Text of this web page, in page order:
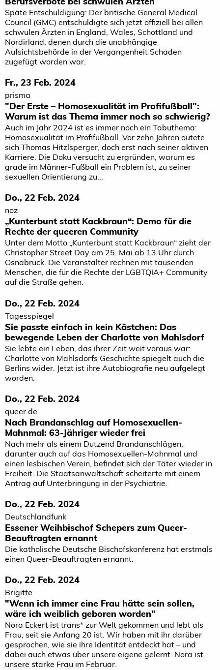
Späte Entschuldigung: Der britische General Medical
Council (GMC) entschuldigte sich jetzt offiziell bei allen
schwulen Ärzten in England, Wales, Schottland und
Nordirland, denen durch die unabhängige
Aufsichtsbehörde in der Vergangenheit Schaden
zugefügt worden war.
Fr., 23 Feb. 2024
prisma
"Der Erste – Homosexualität im Profifußball":
Warum ist das Thema immer noch so schwierig?
Auch im Jahr 2024 ist es immer noch ein Tabuthema:
Homosexualität im Profifußball. Vor zehn Jahren outete
sich Thomas Hitzlsperger, doch erst nach seiner aktiven
Karriere. Die Doku versucht zu ergründen, warum es
grade im Männer-Fußball ein Problem ist, zu seiner
sexuellen Orientierung zu...
Do., 22 Feb. 2024
noz
„Kunterbunt statt Kackbraun“: Demo für die
Rechte der queeren Community
Unter dem Motto „Kunterbunt statt Kackbraun“ zieht der
Christopher Street Day am 25. Mai ab 13 Uhr durch
Osnabrück. Die Veranstalter rechnen mit tausenden
Menschen, die für die Rechte der LGBTQIA+ Community
auf die Straße gehen.
Do., 22 Feb. 2024
Tagesspiegel
Sie passte einfach in kein Kästchen: Das
bewegende Leben der Charlotte von Mahlsdorf
Sie lebte ein Leben, das ihrer Zeit weit voraus war:
Charlotte von Mahlsdorfs Geschichte spiegelt auch die
Berlins wider. Jetzt ist ihre Autobiografie neu aufgelegt
worden.
Do., 22 Feb. 2024
queer.de
Nach Brandanschlag auf Homo­sexuellen-
Mahnmal: 63-Jähriger wieder frei
Nach mehr als einem Dutzend Brandanschlägen,
darunter auch auf das Homosexuellen-Mahnmal und
einen lesbischen Verein, befindet sich der Täter wieder in
Freiheit. Die Staatsanwaltschaft scheiterte mit einem
Antrag auf Unterbringung in der Psychiatrie.
Do., 22 Feb. 2024
Deutschlandfunk
Essener Weihbischof Schepers zum Queer-
Beauftragten ernannt
Die katholische Deutsche Bischofskonferenz hat erstmals
einen Queer-Beauftragten ernannt.
Do., 22 Feb. 2024
Brigitte
"Wenn ich immer eine Frau hätte sein sollen,
wäre ich weiblich geboren worden"
Nora Eckert ist trans* zur Welt gekommen und lebt als
Frau, seit sie Anfang 20 ist. Wir haben mit ihr darüber
gesprochen, wie sie ihre Identität entdeckt hat – und
dabei auch etwas über unsere eigene gelernt. Nora ist
unsere starke Frau im Februar.